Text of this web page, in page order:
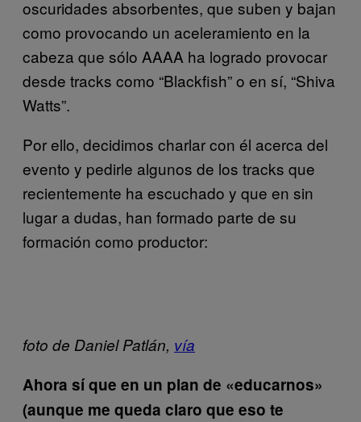
oscuridades absorbentes, que suben y bajan
como provocando un aceleramiento en la
cabeza que sólo AAAA ha logrado provocar
desde tracks como “Blackfish” o en sí, “Shiva
Watts”.
Por ello, decidimos charlar con él acerca del
evento y pedirle algunos de los tracks que
recientemente ha escuchado y que en sin
lugar a dudas, han formado parte de su
formación como productor:
foto de Daniel Patlán, vía
Ahora sí que en un plan de «educarnos»
(aunque me queda claro que eso te